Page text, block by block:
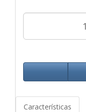
Características